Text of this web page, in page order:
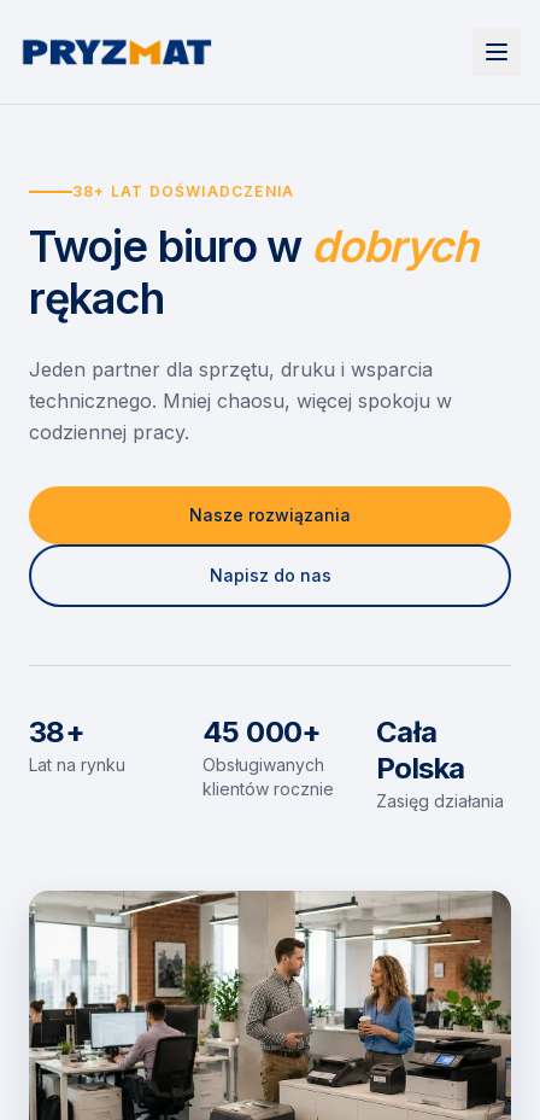
Urządzenia
Drukarki i urządzenia wielofunkcyjne
Etykiety i identyfikacja
Skanery i obieg dokumentów
Monitory interaktywne
Niszczarki dokumentów
Wynajem drukarek
Wynajem urządzeń biurowych
Asystent druku
EZD RP
Misja szkoła
Serwis
O nas
Kontakt
38+ LAT DOŚWIADCZENIA
Twoje biuro w dobrych
rękach
Jeden partner dla sprzętu, druku i wsparcia
technicznego. Mniej chaosu, więcej spokoju w
codziennej pracy.
Nasze rozwiązania
Napisz do nas
38+
Lat na rynku
45 000+
Obsługiwanych
klientów rocznie
Cała
Polska
Zasięg działania